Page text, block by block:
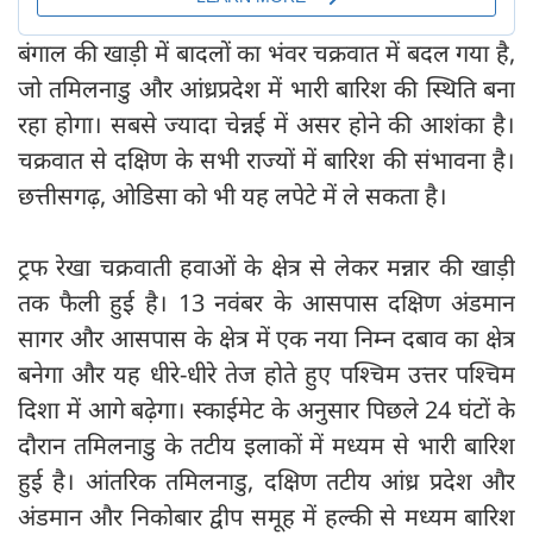
बंगाल की खाड़ी में बादलों का भंवर चक्रवात में बदल गया है,
जो तमिलनाडु और आंध्रप्रदेश में भारी बारिश की स्थिति बना
रहा होगा। सबसे ज्यादा चेन्नई में असर होने की आशंका है।
चक्रवात से दक्षिण के सभी राज्यों में बारिश की संभावना है।
छत्तीसगढ़, ओडिसा को भी यह लपेटे में ले सकता है।
ट्रफ रेखा चक्रवाती हवाओं के क्षेत्र से लेकर मन्नार की खाड़ी
तक फैली हुई है। 13 नवंबर के आसपास दक्षिण अंडमान
सागर और आसपास के क्षेत्र में एक नया निम्न दबाव का क्षेत्र
बनेगा और यह धीरे-धीरे तेज होते हुए पश्चिम उत्तर पश्चिम
दिशा में आगे बढ़ेगा। स्काईमेट के अनुसार पिछले 24 घंटों के
दौरान तमिलनाडु के तटीय इलाकों में मध्यम से भारी बारिश
हुई है। आंतरिक तमिलनाडु, दक्षिण तटीय आंध्र प्रदेश और
अंडमान और निकोबार द्वीप समूह में हल्की से मध्यम बारिश